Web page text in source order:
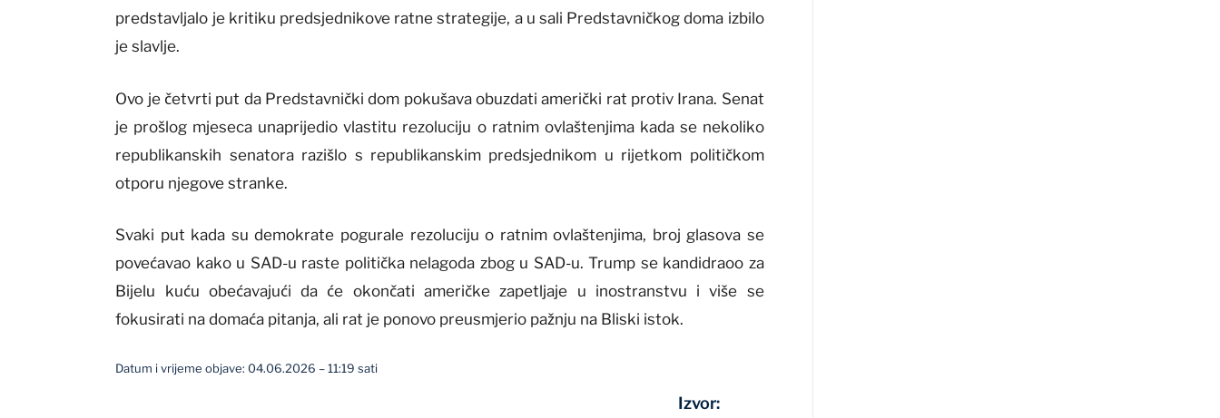
predstavljalo je kritiku predsjednikove ratne strategije, a u sali Predstavničkog doma izbilo
je slavlje.
Ovo je četvrti put da Predstavnički dom pokušava obuzdati američki rat protiv Irana. Senat
je prošlog mjeseca unaprijedio vlastitu rezoluciju o ratnim ovlaštenjima kada se nekoliko
republikanskih senatora razišlo s republikanskim predsjednikom u rijetkom političkom
otporu njegove stranke.
Svaki put kada su demokrate pogurale rezoluciju o ratnim ovlaštenjima, broj glasova se
povećavao kako u SAD-u raste politička nelagoda zbog u SAD-u. Trump se kandidraoo za
Bijelu kuću obećavajući da će okončati američke zapetljaje u inostranstvu i više se
fokusirati na domaća pitanja, ali rat je ponovo preusmjerio pažnju na Bliski istok.
Datum i vrijeme objave: 04.06.2026 – 11:19 sati
Izvor: